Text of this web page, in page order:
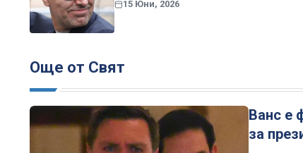
15 Юни, 2026
Още от Свят
Ванс е
за